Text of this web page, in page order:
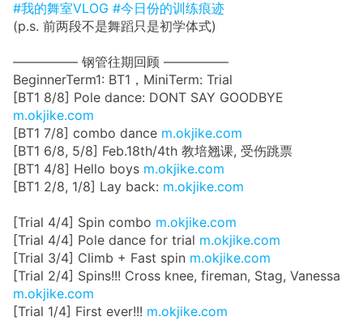
#我的舞室VLOG #今日份的训练痕迹
(p.s. 前两段不是舞蹈只是初学体式)
————— 钢管往期回顾 —————
BeginnerTerm1: BT1，MiniTerm: Trial
[BT1 8/8] Pole dance: DONT SAY GOODBYE
m.okjike.com
[BT1 7/8] combo dance m.okjike.com
[BT1 6/8, 5/8] Feb.18th/4th 教培翘课, 受伤跳票
[BT1 4/8] Hello boys m.okjike.com
[BT1 2/8, 1/8] Lay back: m.okjike.com
[Trial 4/4] Spin combo m.okjike.com
[Trial 4/4] Pole dance for trial m.okjike.com
[Trial 3/4] Climb + Fast spin m.okjike.com
[Trial 2/4] Spins!!! Cross knee, fireman, Stag, Vanessa
m.okjike.com
[Trial 1/4] First ever!!! m.okjike.com